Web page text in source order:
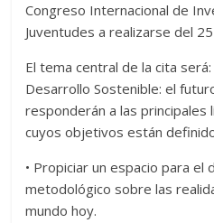
Congreso Internacional de
Juventudes a realizarse del
El tema central de la cita
Desarrollo Sostenible: el
responderán a las principales
cuyos objetivos están
• Propiciar un espacio para
metodológico sobre las
mundo hoy.